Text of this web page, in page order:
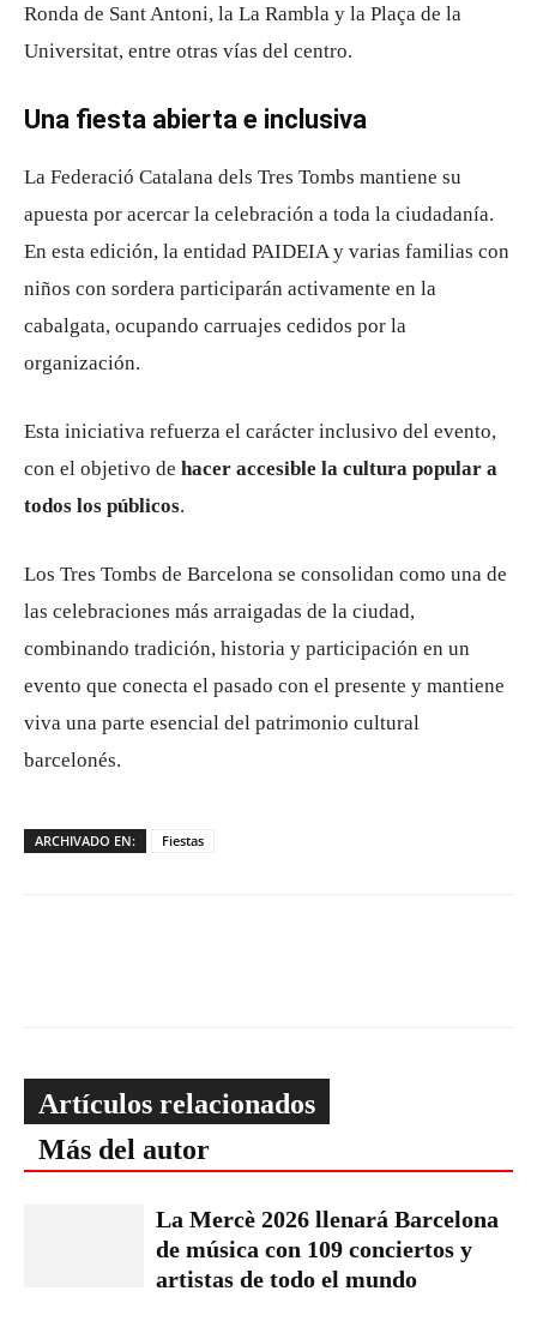
Ronda de Sant Antoni, la La Rambla y la Plaça de la
Universitat, entre otras vías del centro.
Una fiesta abierta e inclusiva
La Federació Catalana dels Tres Tombs mantiene su
apuesta por acercar la celebración a toda la ciudadanía.
En esta edición, la entidad PAIDEIAy varias familias con
niños con sordera participarán activamente en la
cabalgata, ocupando carruajes cedidos por la
organización.
Esta iniciativa refuerza el carácter inclusivo del evento,
con el objetivo de hacer accesible la cultura popular a
todos los públicos.
Los Tres Tombs de Barcelona se consolidan como una de
las celebraciones más arraigadas de la ciudad,
combinando tradición, historia y participación en un
evento que conecta el pasado con el presente y mantiene
viva una parte esencial del patrimonio cultural
barcelonés.
ARCHIVADO EN: Fiestas
Artículos relacionados
Más del autor
La Mercè 2026 llenará Barcelona
de música con 109 conciertos y
artistas de todo el mundo